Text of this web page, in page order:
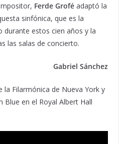
Ferde Grofé adaptó la
sinfónica, que es la
durante estos cien años y la
las salas de concierto.
Gabriel Sánchez
la Filarmónica de Nueva York y
Blue en el Royal Albert Hall